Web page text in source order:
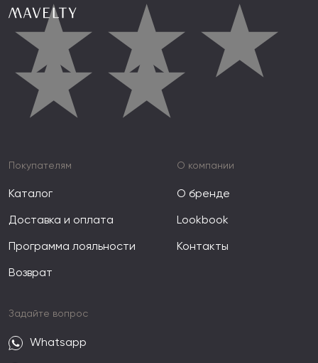
★★★
★★
Покупателям
Каталог
Доставка и оплата
Программа лояльности
Возврат
О компании
О бренде
Lookbook
Контакты
Задайте вопрос
Whatsapp